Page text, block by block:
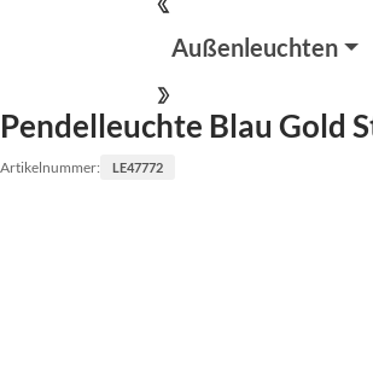
Außenleuchten
Pendelleuchte Blau Gold
Artikelnummer: LE47772